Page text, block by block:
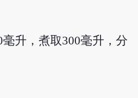
毫升，煮取300毫升，分